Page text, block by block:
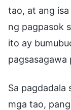
tao, at ang
ng pagpasok
ito ay
pagsasagawa
Sa pagdadala
mga tao,